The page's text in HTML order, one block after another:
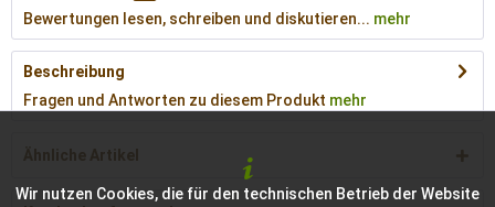
Bewertungen lesen, schreiben und diskutieren... mehr
Beschreibung
Fragen und Antworten zu diesem Produkt mehr
Ähnliche Artikel
Wir nutzen Cookies, die für den technischen Betrieb der Website